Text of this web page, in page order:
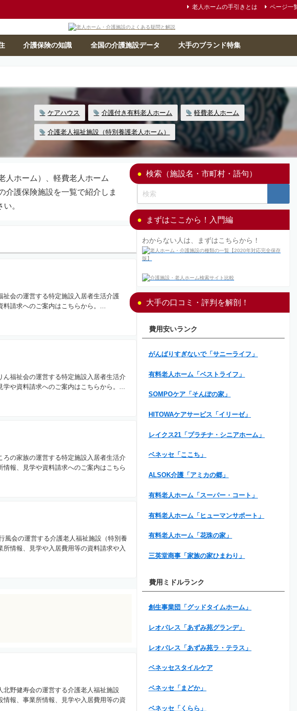
老人ホームの手引きとは ページ一
介護保険の知識 全国の介護施設データ 大手のブランド特集
ケアハウス 介護付き有料老人ホーム 軽費老人ホーム
介護老人福祉施設（特別養護老人ホーム）
人ホーム）、軽費老人ホーム
介護保険施設を一覧で紹介しま
。
会の運営する特定施設入居者生活介護
請求へのご案内はこちらから。...
福祉会の運営する特定施設入居者生活介
や資料請求へのご案内はこちらから。...
の家族の運営する特定施設入居者生活介
報、見学や資料請求へのご案内はこちら
風会の運営する介護老人福祉施設（特別養
情報、見学や入居費用等の資料請求や入
野健寿会の運営する介護老人福祉施設
情報、事業所情報、見学や入居費用等の資
検索（施設名・市町村・語句）
まずはここから！入門編
わからない人は、まずはこちらから！
大手の口コミ・評判を解剖！
費用安いランク
がんばりすぎないで「サニーライフ」
有料老人ホーム「ベストライフ」
SOMPOケア「そんぽの家」
HITOWAケアサービス「イリーゼ」
レイクス21「プラチナ・シニアホーム」
ベネッセ「ここち」
ALSOK介護「アミカの郷」
有料老人ホーム「スーパー・コート」
有料老人ホーム「ヒューマンサポート」
有料老人ホーム「花珠の家」
三英堂商事「家族の家ひまわり」
費用ミドルランク
創生事業団「グッドタイムホーム」
レオパレス「あずみ苑グランデ」
レオパレス「あずみ苑ラ・テラス」
ベネッセスタイルケア
ベネッセ「まどか」
ベネッセ「くらら」